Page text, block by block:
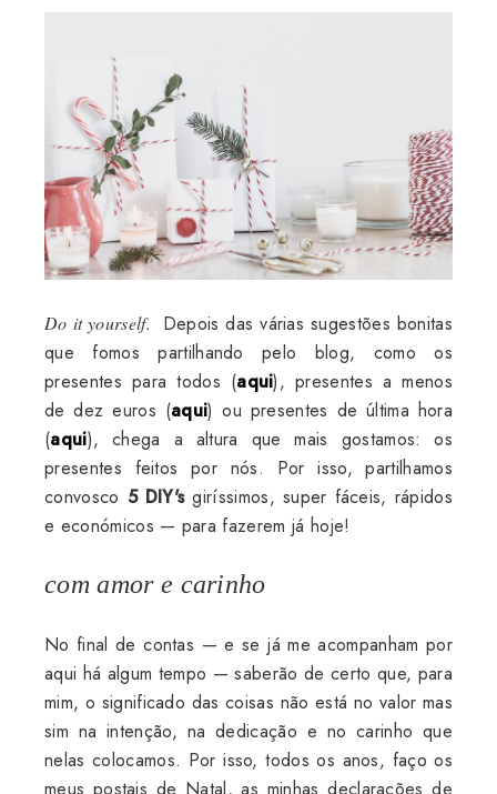
Do it yourself.
Depois das várias sugestões bonitas
que fomos partilhando pelo blog, como os
presentes para todos (aqui), presentes a menos
de dez euros (aqui) ou presentes de última hora
(aqui), chega a altura que mais gostamos: os
presentes feitos por nós. Por isso, partilhamos
convosco 5 DIY'sgiríssimos, super fáceis, rápidos
e económicos — para fazerem já hoje!
com amor e carinho
No final de contas — e se já me acompanham por
aqui há algum tempo — saberão de certo que, para
mim, o significado das coisas não está no valor mas
sim na intenção, na dedicação e no carinho que
nelas colocamos. Por isso, todos os anos, faço os
meus postais de Natal, as minhas declarações de